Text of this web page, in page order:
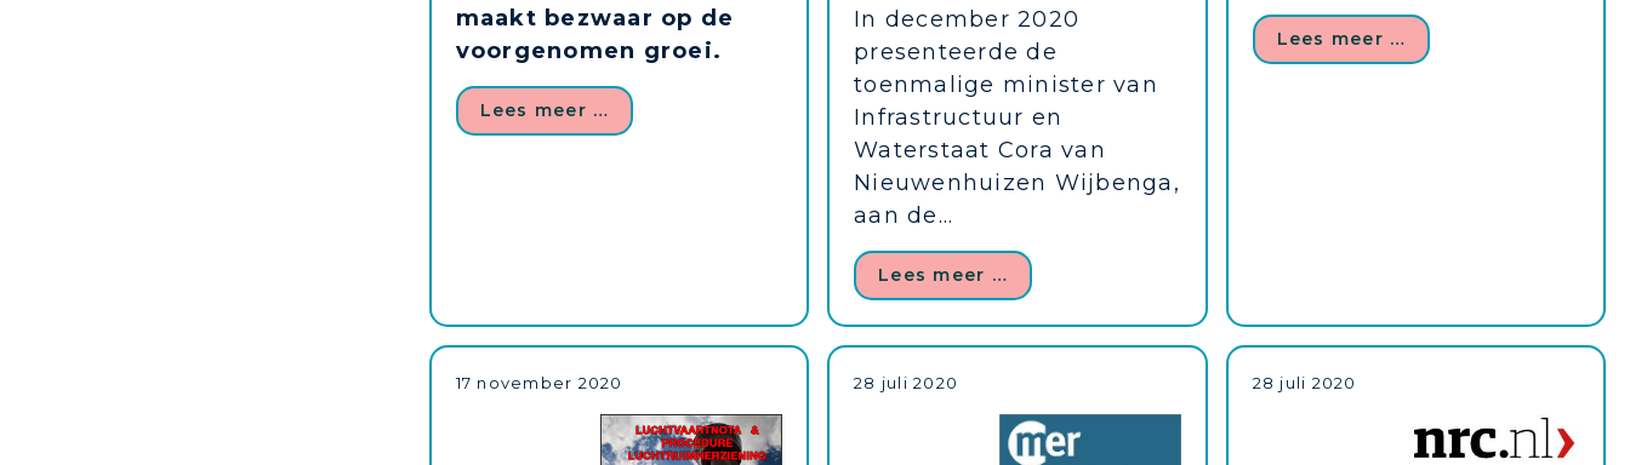
maakt bezwaar op de
voorgenomen groei.
Lees meer …
In december 2020
presenteerde de
toenmalige minister van
Infrastructuur en
Waterstaat Cora van
Nieuwenhuizen Wijbenga,
aan de...
Lees meer …
Lees meer …
17 november 2020 28 juli 2020 28 juli 2020